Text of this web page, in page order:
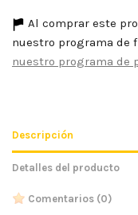
Al comprar este
nuestro programa de
nuestro programa de
Descripción
Detalles del producto
Comentarios (0)